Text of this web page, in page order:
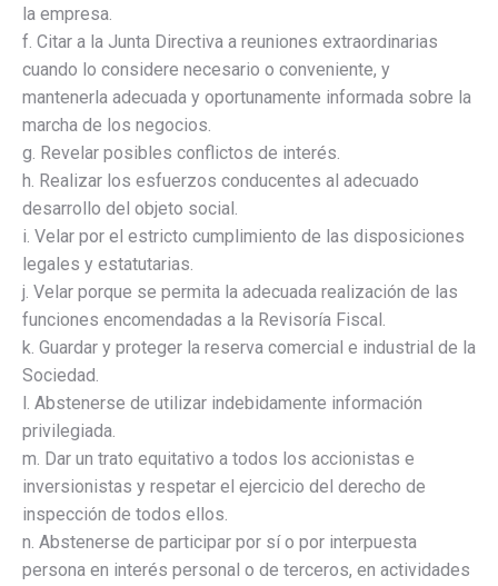
la empresa.
f. Citar a la Junta Directiva a reuniones extraordinarias
cuando lo considere necesario o conveniente, y
mantenerla adecuada y oportunamente informada sobre la
marcha de los negocios.
g. Revelar posibles conflictos de interés.
h. Realizar los esfuerzos conducentes al adecuado
desarrollo del objeto social.
i. Velar por el estricto cumplimiento de las disposiciones
legales y estatutarias.
j. Velar porque se permita la adecuada realización de las
funciones encomendadas a la Revisoría Fiscal.
k. Guardar y proteger la reserva comercial e industrial de la
Sociedad.
l. Abstenerse de utilizar indebidamente información
privilegiada.
m. Dar un trato equitativo a todos los accionistas e
inversionistas y respetar el ejercicio del derecho de
inspección de todos ellos.
n. Abstenerse de participar por sí o por interpuesta
persona en interés personal o de terceros, en actividades